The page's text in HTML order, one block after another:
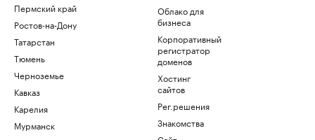
Пермский край
Ростов-на-Дону
Татарстан
Тюмень
Черноземье
Кавказ
Карелия
Мурманск
Облако для
бизнеса
Корпоративный
регистратор
доменов
Хостинг
сайтов
Рег.решения
Знакомства